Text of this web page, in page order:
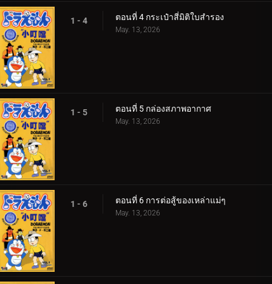
1 - 4 ตอนที่ 4 กระเป๋าสี่มิติใบสำรอง
May. 13, 2026
1 - 5 ตอนที่ 5 กล่องสภาพอากาศ
May. 13, 2026
1 - 6 ตอนที่ 6 การต่อสู้ของเหล่าแม่ๆ
May. 13, 2026